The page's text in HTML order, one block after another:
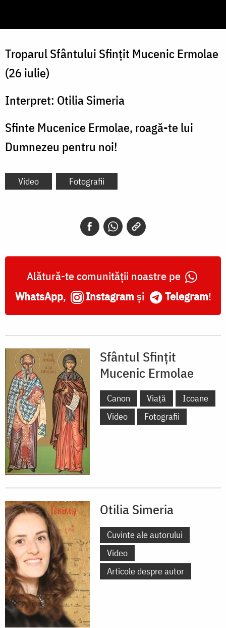
Troparul Sfântului Sfințit Mucenic Ermolae
(26 iulie)
Interpret: Otilia Simeria
Sfinte Mucenice Ermolae, roagă-te lui
Dumnezeu pentru noi!
Video Fotografii
Alătură-te comunității noastre pe
WhatsApp, Instagram și Telegram!
Sfântul Sfințit
Mucenic Ermolae
Canon Viață
Icoane
Video
Fotografii
Otilia Simeria
Cuvinte ale autorului
Video
Articole despre autor